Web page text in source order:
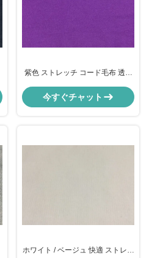
紫色 ストレッチ コード毛布 透気
今すぐチャット
ホワイト / ベージュ 快適 ストレッ